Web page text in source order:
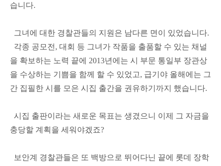
습니다.
그녀에 대한 경찰관들의 지원은 남다른 면이 있었습니다.
각종 공모전, 대회 등 그녀가 작품을 출품할 수 있는 채널
을 확보하는 노력 끝에 2013년에는 시 부문 통일부 장관상
을 수상하는 기쁨을 함께 할 수 있었고, 급기야 올해에는 그
간 집필한 시를 모은 시집 출간을 권유하기까지 했습니다.
시집 출판이라는 새로운 목표는 생겼으니 이제 그 자금을
충당할 계획을 세워야겠죠?
보안계 경찰관들은 또 백방으로 뛰어다닌 끝에 롯데 장학